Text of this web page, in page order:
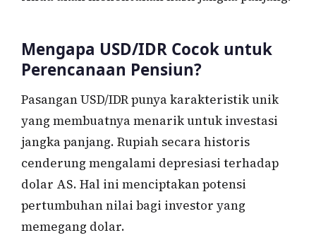
Mengapa USD/IDR Cocok untuk
Perencanaan Pensiun?
Pasangan USD/IDR punya karakteristik unik
yang membuatnya menarik untuk investasi
jangka panjang. Rupiah secara historis
cenderung mengalami depresiasi terhadap
dolar AS. Hal ini menciptakan potensi
pertumbuhan nilai bagi investor yang
memegang dolar.